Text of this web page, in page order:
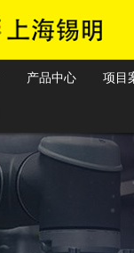
产品中心 项目